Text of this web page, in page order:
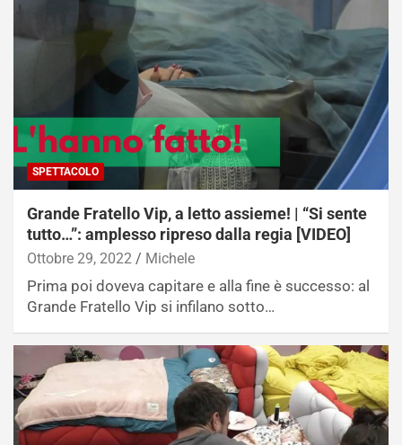
SPETTACOLO
Grande Fratello Vip, a letto assieme! | “Si sente
tutto…”: amplesso ripreso dalla regia [VIDEO]
Ottobre 29, 2022 Michele
Prima poi doveva capitare e alla fine è successo: al
Grande Fratello Vip si infilano sotto…